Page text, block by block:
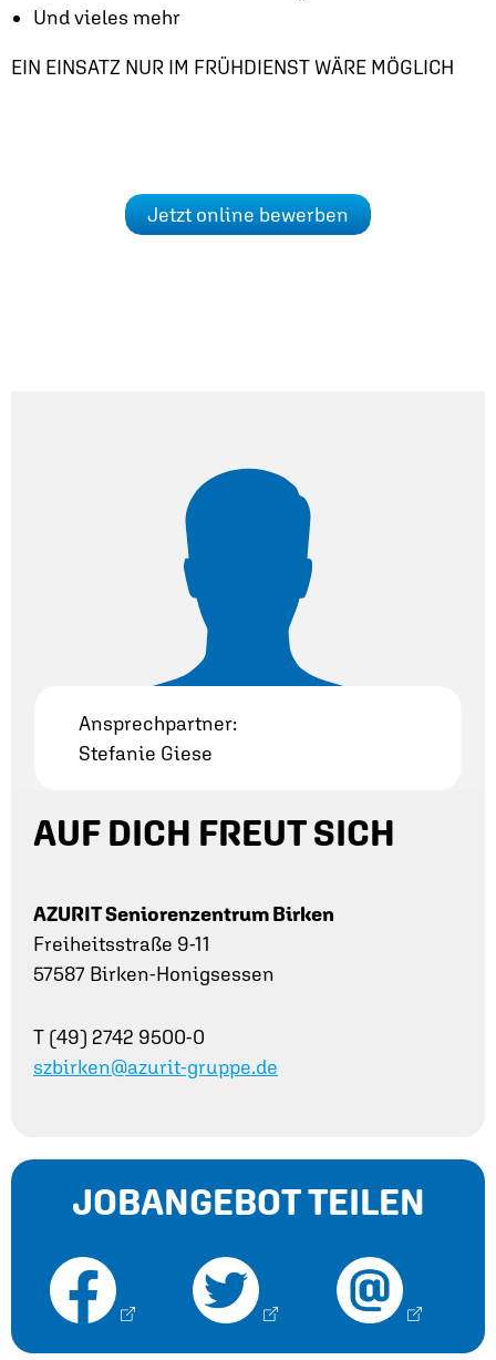
Und vieles mehr
EIN EINSATZ NUR IM FRÜHDIENST WÄRE MÖGLICH
Jetzt online bewerben
Ansprechpartner:
Stefanie Giese
AUF DICH FREUT SICH
AZURIT Seniorenzentrum Birken
Freiheitsstraße 9-11
57587 Birken-Honigsessen
T (49) 2742 9500-0
szbirken@azurit-gruppe.de
JOBANGEBOT TEILEN